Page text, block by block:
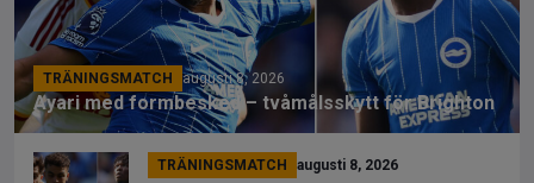
TRÄNINGSMATCH augusti 8, 2026
Ayari med formbesked – tvåmålsskytt för Brighton
TRÄNINGSMATCH augusti 8, 2026